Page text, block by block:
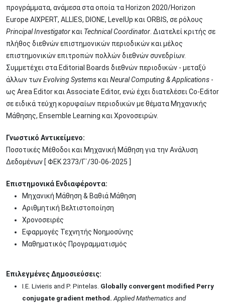
προγράμματα, ανάμεσα στα οποία τα Horizon 2020/Horizon
Europe AIXPERT, ALLIES, DIONE, LevelUp και ORBIS, σε ρόλους
Principal Investigatorκαι Technical Coordinator . Διατελεί κριτής σε
πλήθος διεθνών επιστημονικών περιοδικών και μέλος
επιστημονικών επιτροπών πολλών διεθνών συνεδρίων.
Συμμετέχει στα Editorial Boards διεθνών περιοδικών - μεταξύ
άλλων τωνEvolving Systemsκαι Neural Computing & Applications -
ως Area Editor και Associate Editor, ενώ έχει διατελέσει Co-Editor
σε ειδικά τεύχη κορυφαίων περιοδικών με θέματα Μηχανικής
Μάθησης, Ensemble Learning και Χρονοσειρών.
Γνωστικό Αντικείμενο:
Ποσοτικές Μέθοδοι και Μηχανική Μάθηση για την Ανάλυση
Δεδομένων [ ΦΕΚ 2373/Γ΄/30-06-2025 ]
Επιστημονικά Ενδιαφέροντα:
Μηχανική Μάθηση & Βαθιά Μάθηση
Αριθμητική Βελτιστοποίηση
Χρονοσειρές
Εφαρμογές Τεχνητής Νοημοσύνης
Μαθηματικός Προγραμματισμός
Επιλεγμένες Δημοσιεύσεις:
I.E. Livieris and P. Pintelas. Globally convergent modified Perry
conjugate gradient method.Applied Mathematics and